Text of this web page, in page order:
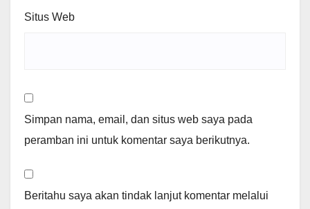
Situs Web
Simpan nama, email, dan situs web saya pada
peramban ini untuk komentar saya berikutnya.
Beritahu saya akan tindak lanjut komentar melalui